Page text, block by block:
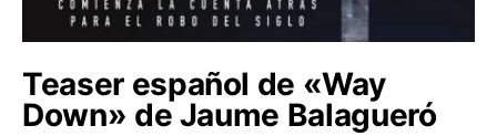
Teaser español de «Way
Down» de Jaume Balagueró